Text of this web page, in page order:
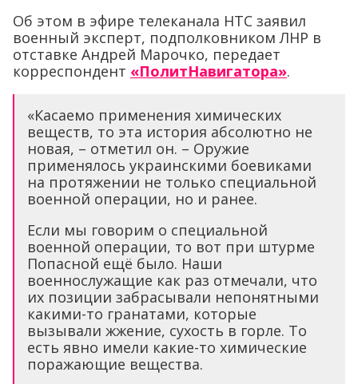
Об этом в эфире телеканала НТС заявил
военный эксперт, подполковником ЛНР в
отставке Андрей Марочко, передает
корреспондент «ПолитНавигатора».
«Касаемо применения химических
веществ, то эта история абсолютно не
новая, – отметил он. – Оружие
применялось украинскими боевиками
на протяжении не только специальной
военной операции, но и ранее.
Если мы говорим о специальной
военной операции, то вот при штурме
Попасной ещё было. Наши
военнослужащие как раз отмечали, что
их позиции забрасывали непонятными
какими-то гранатами, которые
вызывали жжение, сухость в горле. То
есть явно имели какие-то химические
поражающие вещества.